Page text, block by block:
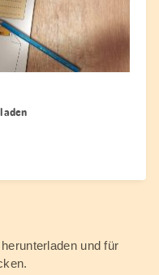
und für